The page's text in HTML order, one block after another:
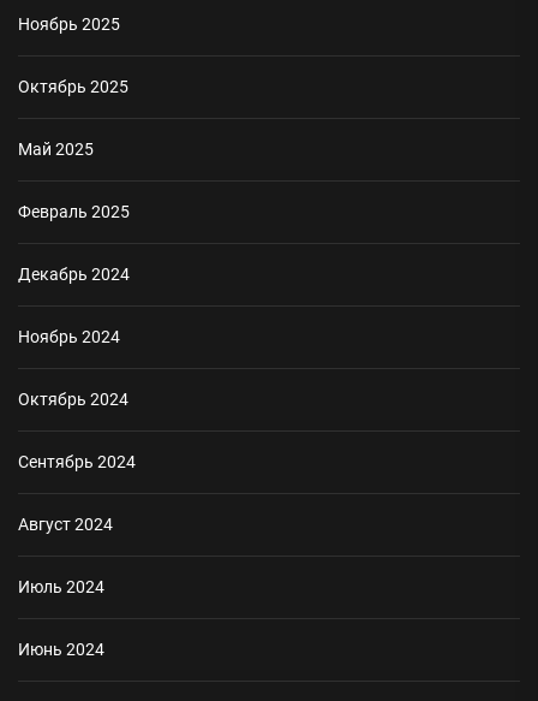
Ноябрь 2025
Октябрь 2025
Май 2025
Февраль 2025
Декабрь 2024
Ноябрь 2024
Октябрь 2024
Сентябрь 2024
Август 2024
Июль 2024
Июнь 2024